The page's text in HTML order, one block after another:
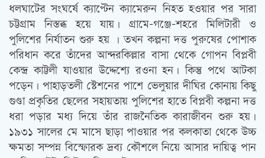
ধলঘাটের সংঘর্ষে ক্যাপ্টেন ক্যামেরুন নিহত হওয়ার পর সারা
চট্টগ্রাম নিস্তব্ধ হয়ে যায়। গ্রামে-গঞ্জে-শহরে মিলিটারী ও
পুলিশের নির্যাতন শুরু হয় । তখন কল্পনা দত্ত পুরুষের পোশাক
পরিধান করে তাঁদের আন্দরকিল্লার বাসা থেকে গোপন বিপ্লবী
কেন্দ্র কাট্টলী যাওয়ার উদ্দেশ্যে রওনা হন। কিন্তু পথে আটকা
পড়েন। পাহাড়তলী স্টেশনের পাশে ভেলুয়ার দীঘির কোনায় কিছু
গুণ্ডা প্রকৃতির ছেলের সহায়তায় পুলিশের হাতে বিপ্লবী কল্পনা দত্ত
ধরা পড়ার মধ্য দিয়ে তাঁর রাজনৈতিক কারাজীবন শুরু হয়।
১৯৩১ সালের মে মাসে ছাড়া পাওয়ার পর কলকাতা থেকে উচ্চ
ক্ষমতা সম্পন্ন বিস্ফোরক দ্রব্য কৌশলে নিয়ে আসার দায়িত্ব পান